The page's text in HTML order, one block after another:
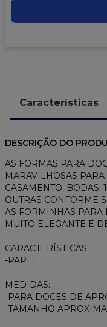
Características
DESCRIÇÃO DO
AS FORMAS PARA
MARAVILHOSAS
CASAMENTO, BODAS,
OUTRAS CONFORME
AS FORMINHAS PARA
MUITO ELEGANTE E
CARACTERÍSTICAS:
-PAPEL
MEDIDAS:
-PARA DOCES DE
-TAMANHO